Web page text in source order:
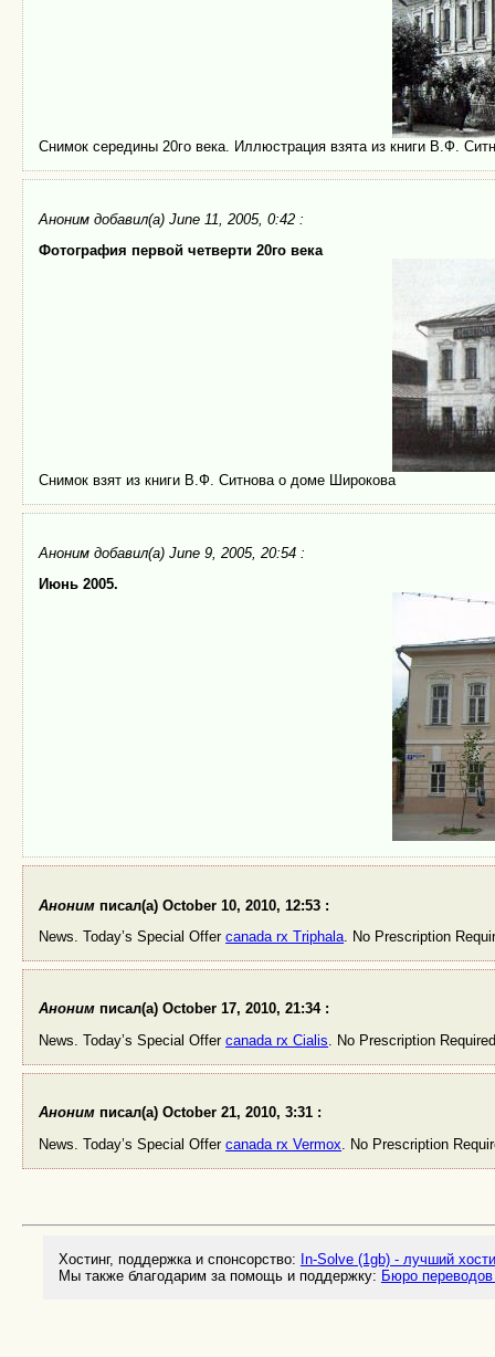
Снимок середины 20го века. Иллюстрация взята из книги В.Ф.
Аноним добавил(а) June 11, 2005, 0:42 :
Фотография первой четверти 20го века
Снимок взят из книги В.Ф. Ситнова о доме Широкова
Аноним добавил(а) June 9, 2005, 20:54 :
Июнь 2005.
Аноним писал(а) October 10, 2010, 12:53 :
News. Today’s Special Offercanada rx Triphala . No Prescription
Аноним писал(а) October 17, 2010, 21:34 :
News. Today’s Special Offercanada rx Cialis . No Prescription
Аноним писал(а) October 21, 2010, 3:31 :
News. Today’s Special Offercanada rx Vermox . No Prescription
Хостинг, поддержка и спонсорство: In-Solve (1gb) - лучший
Мы также благодарим за помощь и поддержку: Бюро переводов